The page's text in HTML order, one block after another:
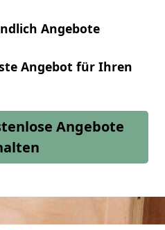
Angebote
Angebot für Ihren
Angebote